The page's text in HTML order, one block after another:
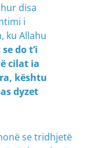
disa
i
ku Allahu
do t’i
cilat ia
kështu
dyzet
se tridhjetë